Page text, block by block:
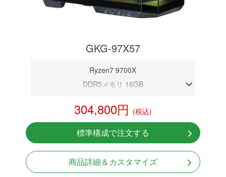
GKG-97X57
Ryzen7 9700X
DDR5メモリ 16GB
NVMeSSD 1TB
無線LAN Bluetooth対応
Windows11 Home 64bit
304,800円 (税込)
標準構成で注文する
商品詳細＆カスタマイズ